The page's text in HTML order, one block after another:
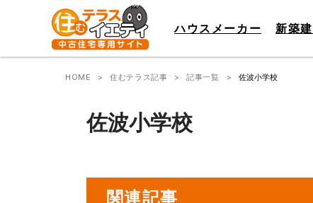
ハウスメーカー 新築
HOME 住むテラス記事 記事一覧 佐波小学校
佐波小学校
関連記事